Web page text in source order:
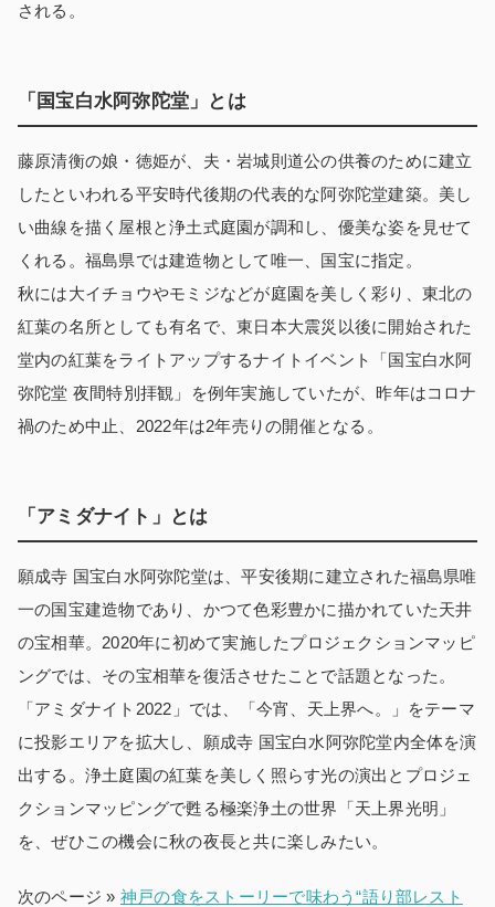
される。
「国宝白水阿弥陀堂」とは
藤原清衡の娘・徳姫が、夫・岩城則道公の供養のために建立
したといわれる平安時代後期の代表的な阿弥陀堂建築。美し
い曲線を描く屋根と浄土式庭園が調和し、優美な姿を見せて
くれる。福島県では建造物として唯一、国宝に指定。
秋には大イチョウやモミジなどが庭園を美しく彩り、東北の
紅葉の名所としても有名で、東日本大震災以後に開始された
堂内の紅葉をライトアップするナイトイベント「国宝白水阿
弥陀堂 夜間特別拝観」を例年実施していたが、昨年はコロナ
禍のため中止、2022年は2年売りの開催となる。
「アミダナイト」とは
願成寺 国宝白水阿弥陀堂は、平安後期に建立された福島県唯
一の国宝建造物であり、かつて色彩豊かに描かれていた天井
の宝相華。2020年に初めて実施したプロジェクションマッピ
ングでは、その宝相華を復活させたことで話題となった。
「アミダナイト2022」では、「今宵、天上界へ。」をテーマ
に投影エリアを拡大し、願成寺 国宝白水阿弥陀堂内全体を演
出する。浄土庭園の紅葉を美しく照らす光の演出とプロジェ
クションマッピングで甦る極楽浄土の世界「天上界光明」
を、ぜひこの機会に秋の夜長と共に楽しみたい。
次のページ » 神戸の食をストーリーで味わう“語り部レスト